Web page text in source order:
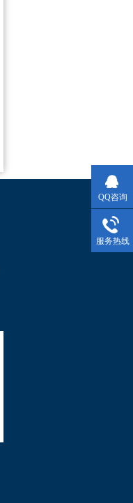
QQ咨询
服务热线